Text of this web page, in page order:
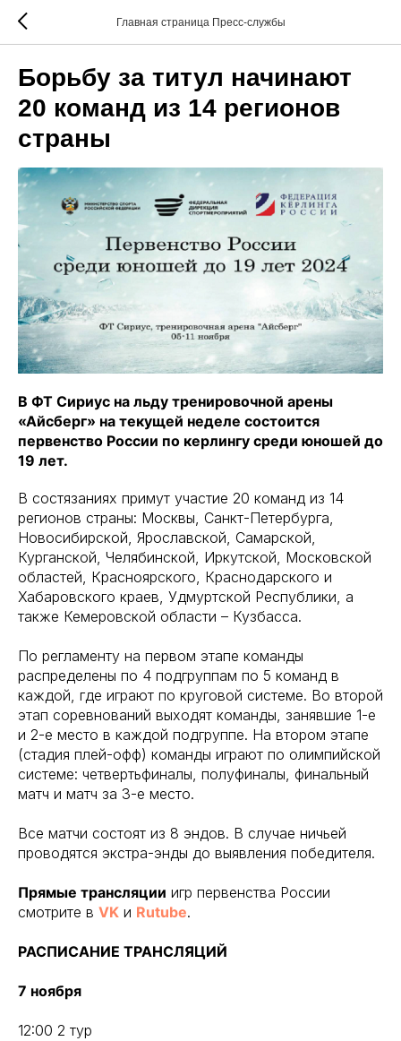
Главная страница Пресс-службы
​​​​​​​Борьбу за титул начинают
20 команд из 14 регионов
страны
В ФТ Сириус на льду тренировочной арены
«Айсберг» на текущей неделе состоится
первенство России по керлингу среди юношей до
19 лет.
В состязаниях примут участие 20 команд из 14
регионов страны: Москвы, Санкт-Петербурга,
Новосибирской, Ярославской, Самарской,
Курганской, Челябинской, Иркутской, Московской
областей, Красноярского, Краснодарского и
Хабаровского краев, Удмуртской Республики, а
также Кемеровской области – Кузбасса.
По регламенту на первом этапе команды
распределены по 4 подгруппам по 5 команд в
каждой, где играют по круговой системе. Во второй
этап соревнований выходят команды, занявшие 1-е
и 2-е место в каждой подгруппе. На втором этапе
(стадия плей-офф) команды играют по олимпийской
системе: четвертьфиналы, полуфиналы, финальный
матч и матч за 3-е место.
Все матчи состоят из 8 эндов. В случае ничьей
проводятся экстра-энды до выявления победителя.
Прямые трансляции игр первенства России
смотрите в VK и Rutube.
РАСПИСАНИЕ ТРАНСЛЯЦИЙ
7 ноября
12:00 2 тур